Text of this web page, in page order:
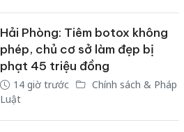
Hải Phòng: Tiêm botox không
phép, chủ cơ sở làm đẹp bị
phạt 45 triệu đồng
14 giờ trước
Chính sách & Pháp
Luật